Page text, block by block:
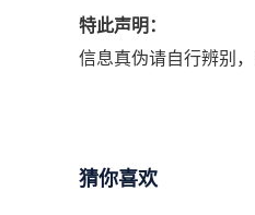
特此声明：
信息真伪请自行辨别
猜你喜欢